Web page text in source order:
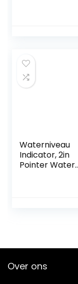
Waterniveau
Indicator, 2in
Pointer Water
Over ons